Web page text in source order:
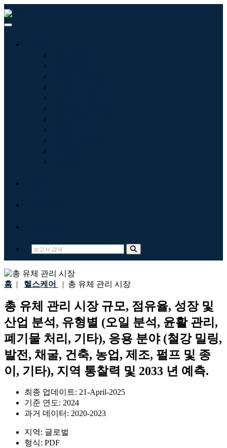
홈 | 헬스케어 | 총 유체 관리 시장
총 유체 관리 시장 규모, 점유율, 성장 및
산업 분석, 유형별 (오일 분석, 윤활 관리,
폐기물 처리, 기타), 응용 분야 (철강 밀링,
발전, 채굴, 건축, 농업, 제조, 펄프 및 종
이, 기타), 지역 통찰력 및 2033 년 예측.
최종 업데이트: 21-April-2025
기준 연도: 2024
과거 데이터: 2020-2023
지역: 글로벌
형식: PDF